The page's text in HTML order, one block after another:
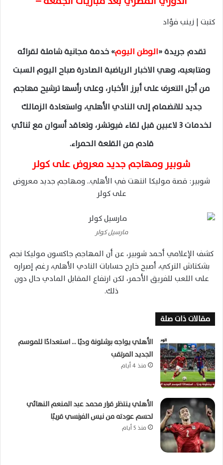
كتبت | زينب فؤاد
تقدم جريدة «الوطن اليوم» خدمة مجانية شاملة لقرائه
ومتابعيه، وهي الاخبار الرياضية الصادرة صباح اليوم السبت
من أجل التعرف على أبرز الأخبار، وعلى رأسها ترشيح مهاجم
جديد للانضمام إلى النادي الأهلي، واستعادة الزمالك
لخدمات 3 لاعبين قبل لقاء فيوتشر، وتعاقد أسوان مع ثنائي
قادم من القلعة الحمراء.
شوبير ومهاجم جديد معروض على كولر
شوبير: قصة موليكا انتهت في الأهلي.. ومهاجم جديد معروض
على كولر
مارسيل كولر
كشف الإعلامي أحمد شوبير، عن أن المهاجم جاكسون موليكا نجم
بشكتاش التركي، أصبح خارج حسابات النادي الأهلي، رغم إصراره
على اللعب للفريق الأحمر، لكن ارتفاع المقابل المادي حال دون
ذلك.
مقالات ذات صلة
الأهلي يواجه برشلونة وديًا … استعدادًا للموسم
الجديد المرتقب
منذ 4 أيام
الأهلي ينتظر قرار محمد عبد المنعم النهائي
لحسم عودته من نيس الفرنسي قريبًا
منذ 5 أيام